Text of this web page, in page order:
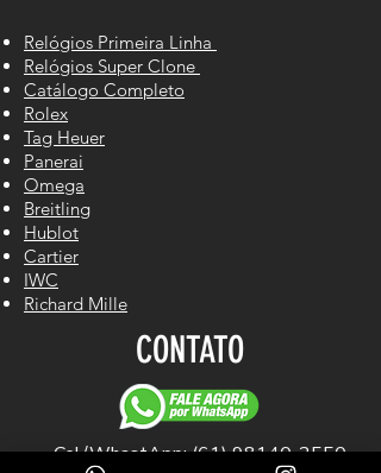
Relógios Primeira Linha
Relógios Super Clone
Catálogo Completo
Rolex
Tag Heuer
Panerai
Omega
Breitling
Hublot
Cartier
IWC
Richard Mille
CONTATO
Cel/WhastApp: (61) 98140-2550